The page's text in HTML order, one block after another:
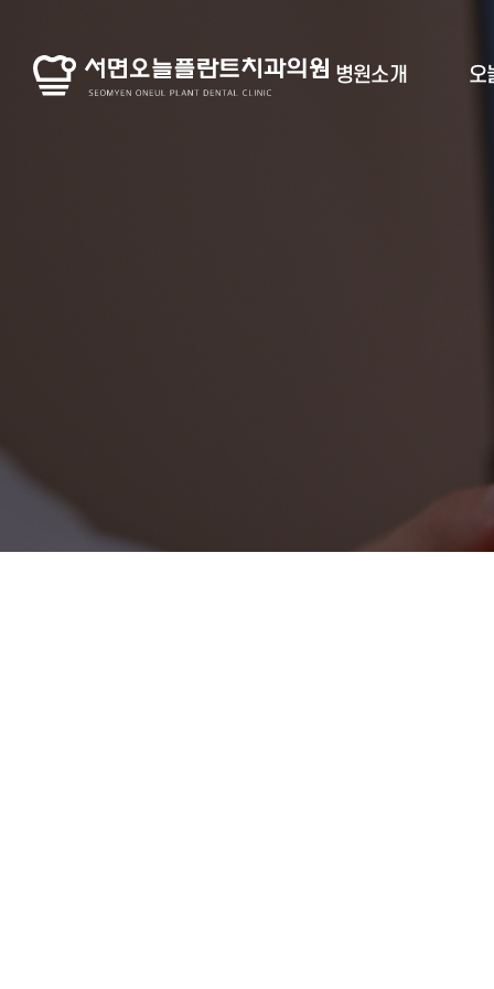
병원소개 오